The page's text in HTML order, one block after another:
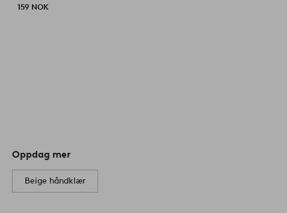
159 NOK
Oppdag mer
Beige håndklær